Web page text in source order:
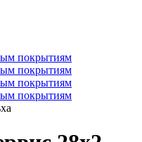
покрытиям
покрытиям
покрытиям
покрытиям